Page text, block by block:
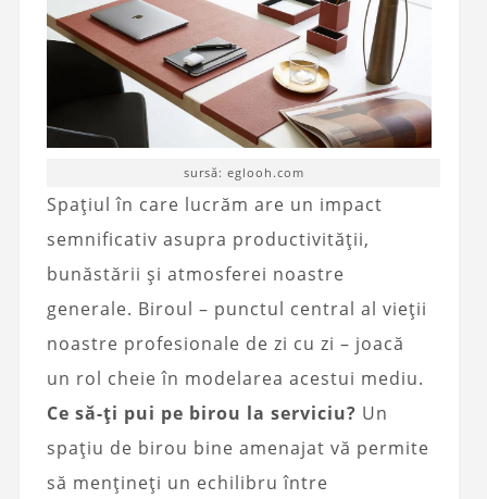
sursă: eglooh.com
Spațiul în care lucrăm are un impact
semnificativ asupra productivității,
bunăstării și atmosferei noastre
generale. Biroul – punctul central al vieții
noastre profesionale de zi cu zi – joacă
un rol cheie în modelarea acestui mediu.
Ce să-ți pui pe birou la serviciu? Un
spațiu de birou bine amenajat vă permite
să mențineți un echilibru între